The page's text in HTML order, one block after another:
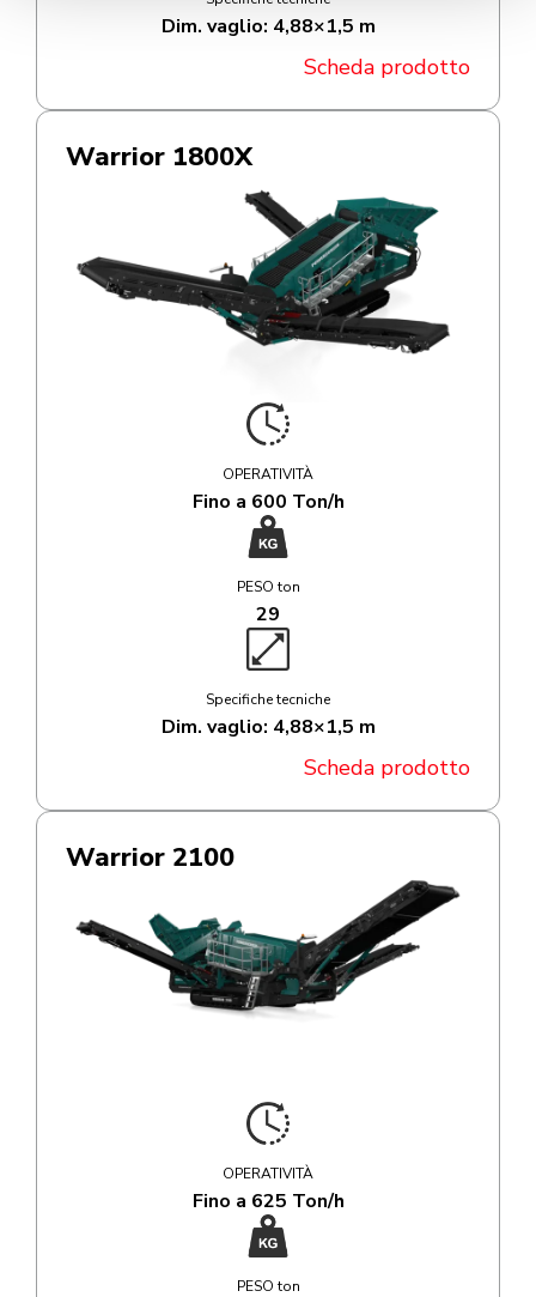
Dim. vaglio: 4,88×1,5 m
Scheda prodotto
Warrior 1800X
OPERATIVITÀ
Fino a 600 Ton/h
PESO ton
29
Specifiche tecniche
Dim. vaglio: 4,88×1,5 m
Scheda prodotto
Warrior 2100
OPERATIVITÀ
Fino a 625 Ton/h
PESO ton